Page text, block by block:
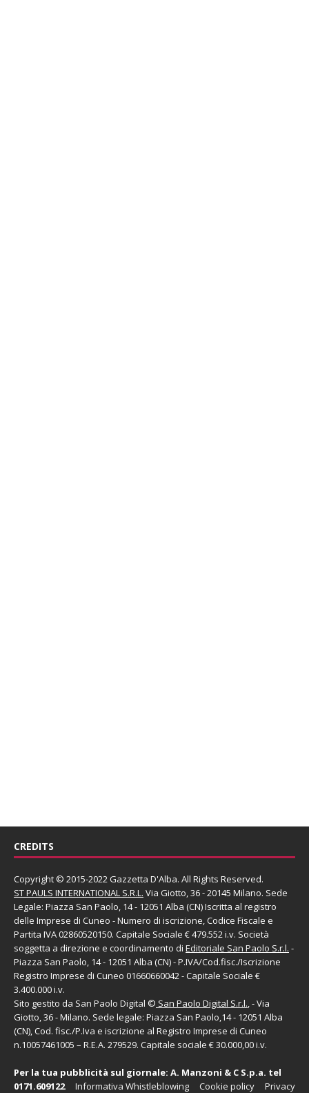
CREDITS
Copyright © 2015-2022 Gazzetta D'Alba. All Rights Reserved.
ST PAULS INTERNATIONAL S.R.L. Via Giotto, 36 - 20145 Milano. Sede
Legale: Piazza San Paolo, 14 - 12051 Alba (CN) Iscritta al registro
delle Imprese di Cuneo - Numero di iscrizione, Codice Fiscale e
Partita IVA 02860520150. Capitale Sociale € 479.552 i.v. Società
soggetta a direzione e coordinamento di Editoriale San Paolo S.r.l. -
Piazza San Paolo, 14 - 12051 Alba (CN) - P.IVA/Cod.fisc./Iscrizione
Registro Imprese di Cuneo 01660660042 - Capitale Sociale €
3.400.000 i.v.
Sito gestito da San Paolo Digital © San Paolo Digital S.r.l., - Via
Giotto, 36 - Milano. Sede legale: Piazza San Paolo,14 - 12051 Alba
(CN), Cod. fisc./P.Iva e iscrizione al Registro Imprese di Cuneo
n.10057461005 – R.E.A. 279529. Capitale sociale € 30.000,00 i.v.
Per la tua pubblicità sul giornale: A. Manzoni & C S.p.a. tel
0171.609122
Privacy
Cookie policy
Informativa Whistleblowing